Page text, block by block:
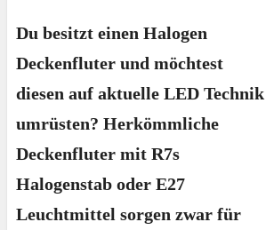
Du besitzt einen Halogen
Deckenfluter und möchtest
diesen auf aktuelle LED Technik
umrüsten? Herkömmliche
Deckenfluter mit R7s
Halogenstab oder E27
Leuchtmittel sorgen zwar für